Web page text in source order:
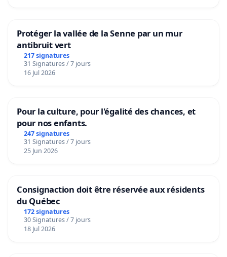
Protéger la vallée de la Senne par un mur
antibruit vert
217 signatures
31 Signatures / 7 jours
16 Jul 2026
Pour la culture, pour l'égalité des chances, et
pour nos enfants.
247 signatures
31 Signatures / 7 jours
25 Jun 2026
Consignaction doit être réservée aux résidents
du Québec
172 signatures
30 Signatures / 7 jours
18 Jul 2026